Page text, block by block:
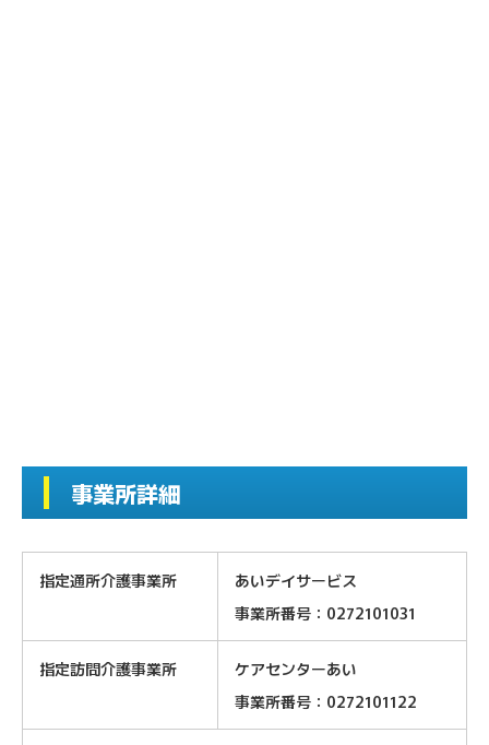
事業所詳細
指定通所介護事業所
あいデイサービス
事業所番号：0272101031
指定訪問介護事業所
ケアセンターあい
事業所番号：0272101122